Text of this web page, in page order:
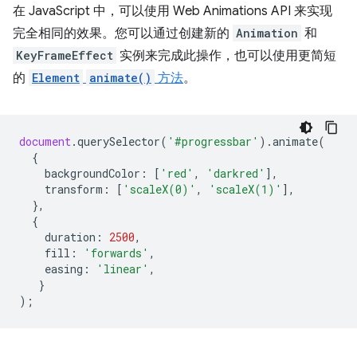
在 JavaScript 中，可以使用 Web Animations API 来实现
完全相同的效果。您可以通过创建新的 Animation 和
KeyFrameEffect 实例来完成此操作，也可以使用更简短
的 Element animate() 方法。
document.querySelector( '#progressbar' ).animate(
{
backgroundColor : [ 'red' , 'darkred' ],
transform : [ 'scaleX(0)' , 'scaleX(1)' ],
},
{
duration : 2500,
fill : 'forwards' ,
easing : 'linear' ,
}
);